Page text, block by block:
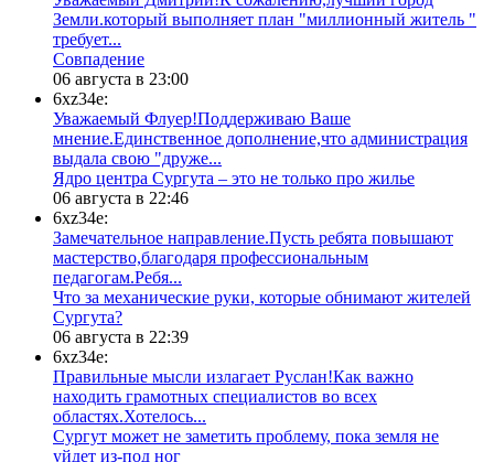
Земли.который выполняет план "миллионный житель "
требует...
​Совпадение
06 августа в 23:00
6xz34e:
Уважаемый Флуер!Поддерживаю Ваше
мнение.Единственное дополнение,что администрация
выдала свою "друже...
​Ядро центра Сургута ‒ это не только про жилье
06 августа в 22:46
6xz34e:
Замечательное направление.Пусть ребята повышают
мастерство,благодаря профессиональным
педагогам.Ребя...
​Что за механические руки, которые обнимают жителей
Сургута?
06 августа в 22:39
6xz34e:
Правильные мысли излагает Руслан!Как важно
находить грамотных специалистов во всех
областях.Хотелось...
Сургут может не заметить проблему, пока земля не
уйдет из-под ног